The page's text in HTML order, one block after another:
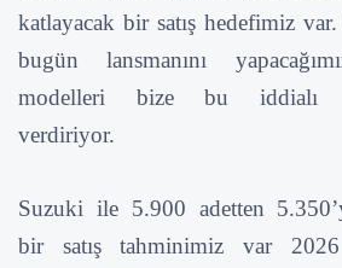
katlayacak bir satış hedefimiz
bugün lansmanını
modelleri bize bu iddialı
verdiriyor.
Suzuki ile 5.900 adetten
bir satış tahminimiz var 2026